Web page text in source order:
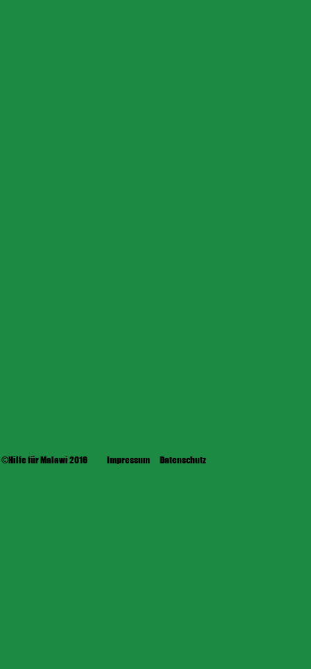
©Hilfe für Malawi 2016 Impressum Datenschutz